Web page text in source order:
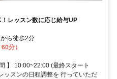
レッスン数に応じ給与UP
ら徒歩2分
分）
】 10:00~22:00 (最終スタート
ッスンの日程調整を 行っていただ